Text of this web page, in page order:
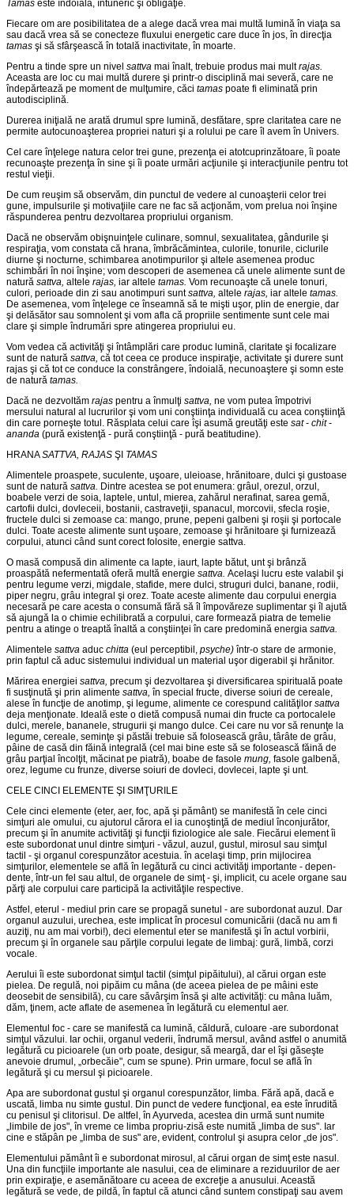
Tamas este îndoială, întuneric şi obligaţie.
Fiecare om are posibilitatea de a alege dacă vrea mai multă lumină în viaţa sa
sau dacă vrea să se conecteze fluxului energetic care duce în jos, în direcţia
tamas şi să sfârşească în totală inacti­vitate, în moarte.
Pentru a tinde spre un nivel sattva mai înalt, trebuie produs mai multrajas.
Aceasta are loc cu mai multă durere şi printr-o disciplină mai severă, care ne
îndepărtează pe moment de mulţumire, căci tamas poate fi eliminată prin
autodisciplină.
Durerea iniţială ne arată drumul spre lumină, desfătare, spre claritatea care ne
permite autocunoaşterea propriei naturi şi a rolu­lui pe care îl avem în Univers.
Cel care înţelege natura celor trei gune, prezenţa ei atotcuprin­zătoare, îi poate
recunoaşte prezenţa în sine şi îi poate urmări acţiunile şi interacţiunile pentru tot
restul vieţii.
De cum reuşim să observăm, din punctul de vedere al cunoaş­terii celor trei
gune, impulsurile şi motivaţiile care ne fac să acţio­năm, vom prelua noi înşine
răspunderea pentru dezvoltarea pro­priului organism.
Dacă ne observăm obişnuinţele culinare, somnul, sexualitatea, gândurile şi
respiraţia, vom constata că hrana, îmbrăcămintea, culorile, tonurile, ciclurile
diurne şi nocturne, schimbarea anotim­purilor şi altele asemenea produc
schimbări în noi înşine; vom descoperi de asemenea că unele alimente sunt de
natură sattva, altele rajas, iar altele tamas. Vom recunoaşte că unele tonuri,
culori, perioade din zi sau anotimpuri suntsattva, altele rajas, iar altele tamas.
De asemenea, vom înţelege ce înseamnă să te mişti uşor, plin de energie, dar
şi delăsător sau somnolent şi vom afla că pro­priile sentimente sunt cele mai
clare şi simple îndrumări spre atin­gerea propriului eu.
Vom vedea că activităţi şi întâmplări care produc lumină, clari­tate şi focalizare
sunt de natură sattva, că tot ceea ce produce inspi­raţie, activitate şi durere sunt
rajas şi că tot ce conduce la con­strângere, îndoială, necunoaştere şi somn este
de natură tamas.
Dacă ne dezvoltăm rajas pentru a înmulţi sattva, ne vom putea împotrivi
mersului natural al lucrurilor şi vom uni conştiinţa indivi­duală cu acea conştiinţă
din care porneşte totul. Răsplata celui care îşi asumă greutăţi este sat- chit-
ananda (pură existenţă - pură conştiinţă - pură beatitudine).
HRANASATTVA, RAJAS ŞI TAMAS
Alimentele proaspete, suculente, uşoare, uleioase, hrănitoare, dulci şi gustoase
sunt de natură sattva. Dintre acestea se pot enu­mera: grâul, orezul, orzul,
boabele verzi de soia, laptele, untul, mierea, zahărul nerafinat, sarea gemă,
cartofii dulci, dovleceii, bostanii, castraveţii, spanacul, morcovii, sfecla roşie,
fructele dulci si zemoase ca: mango, prune, pepeni galbeni şi roşii şi portocale
dulci. Toate aceste alimente sunt uşoare, zemoase şi hrănitoare şi furnizează
corpului, atunci când sunt corect folosite, energie sattva.
O masă compusă din alimente ca lapte, iaurt, lapte bătut, unt şi brânză
proaspătă nefermentată oferă multă energie sattva. Acelaşi lucru este valabil şi
pentru legume verzi, migdale, stafide, mere dulci, struguri dulci, banane, rodii,
piper negru, grâu integral şi orez. Toate aceste alimente dau corpului energia
necesară pe care acesta o consumă fără să îl împovăreze suplimentar şi îl ajută
să ajungă la o chimie echilibrată a corpului, care formează piatra de temelie
pentru a atinge o treaptă înaltă a conştiinţei în care pre­domină energia sattva.
Alimentele sattva aduc chitta (eul perceptibil, psyche) într-o stare de armonie,
prin faptul că aduc sistemului individual un material uşor digerabil şi hrănitor.
Mărirea energiei sattva, precum şi dezvoltarea şi diversificarea spirituală poate
fi susţinută şi prin alimente sattva, în special fructe, diverse soiuri de cereale,
alese în funcţie de anotimp, şi legume, ali­mente ce corespund calităţilor sattva
deja menţionate. Ideală este o dietă compusă numai din fructe ca portocalele
dulci, merele, bananele, strugurii şi mango dulce. Cei care nu vor să renunţe la
legume, cereale, seminţe şi păstăi trebuie să folosească grâu, târâ­te de grâu,
pâine de casă din făină integrală (cel mai bine este să se folosească făină de
grâu parţial încolţit, măcinat pe piatră), boabe de fasole mung, fasole galbenă,
orez, legume cu frunze, diverse soiuri de dovleci, dovlecei, lapte şi unt.
CELE CINCI ELEMENTE ŞI SIMŢURILE
Cele cinci elemente (eter, aer, foc, apă şi pământ) se manifestă în cele cinci
simţuri ale omului, cu ajutorul cărora el ia cunoştinţă de mediul înconjurător,
precum şi în anumite activităţi şi funcţii fizio­logice ale sale. Fiecărui element îi
este subordonat unul dintre simţuri - văzul, auzul, gustul, mirosul sau simţul
tactil - şi organul corespunzător acestuia. în acelaşi timp, prin mijlocirea
simţurilor, elementele se află în legătură cu cinci activităţi importante - depen­
dente, într-un fel sau altul, de organele de simţ - şi, implicit, cu acele organe sau
părţi ale corpului care participă la activităţile respective.
Astfel, eterul - mediul prin care se propagă sunetul - are subor­donat auzul. Dar
organul auzului, urechea, este implicat în proce­sul comunicării (dacă nu am fi
auziţi, nu am mai vorbi!), deci ele­mentul eter se manifestă şi în actul vorbirii,
precum şi în organele sau părţile corpului legate de limbaj: gură, limbă, corzi
vocale.
Aerului îi este subordonat simţul tactil (simţul pipăitului), al cărui organ este
pielea. De regulă, noi pipăim cu mâna (de aceea pielea de pe mâini este
deosebit de sensibilă), cu care săvârşim însă şi alte activităţi: cu mâna luăm,
dăm, ţinem, acte aflate de asemenea în legătură cu elementul aer.
Elementul foc - care se manifestă ca lumină, căldură, culoare -are subordonat
simţul văzului. Iar ochii, organul vederii, îndrumă mersul, având astfel o anumită
legătură cu picioarele (un orb poate, desigur, să meargă, dar el îşi găseşte
anevoie drumul, „orbecăie", cum se spune). Prin urmare, focul se află în
legătură şi cu mersul şi picioarele.
Apa are subordonat gustul şi organul corespunzător, limba. Fără apă, dacă e
uscată, limba nu simte gustul. Din punct de vedere funcţional, ea este înrudită
cu penisul şi clitorisul. De altfel, în Ayurveda, acestea din urmă sunt numite
„limbile de jos", în vreme ce limba propriu-zisă este numită „limba de sus". Iar
cine e stăpân pe „limba de sus" are, evident, controlul şi asupra celor „de jos".
Elementului pământ îi e subordonat mirosul, al cărui organ de simţ este nasul.
Una din funcţiile importante ale nasului, cea de eliminare a reziduurilor de aer
prin expiraţie, e asemănătoare cu aceea de excreţie a anusului. Această
legătură se vede, de pildă, în faptul că atunci când suntem constipaţi sau avem